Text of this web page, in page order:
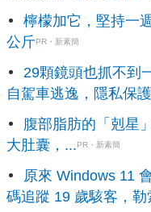
檸檬加它，堅持一
公斤PR・新素簡
29顆鏡頭也抓不到
自駕車逃逸，隱私保
腹部脂肪的「剋星
大肚囊，...PR・新素簡
原來 Windows 11
碼追蹤 19 歲駭客，